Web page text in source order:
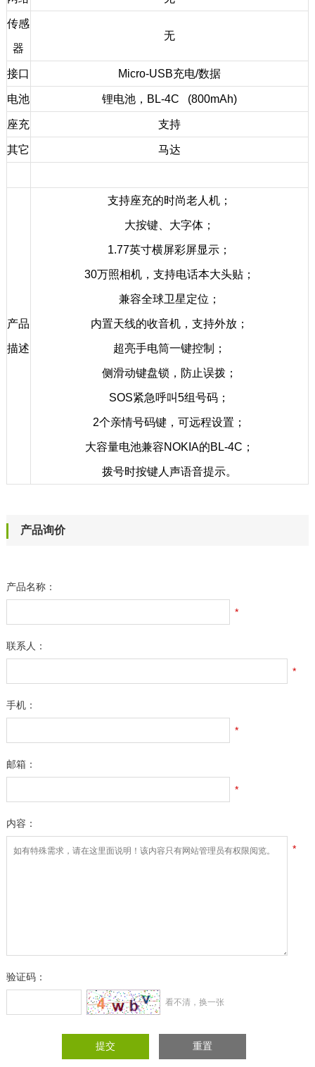
传感
器
无
接口 Micro-USB充电/数据
电池 锂电池，BL-4C (800mAh)
座充 支持
其它 马达
产品
描述
支持座充的时尚老人机；
大按键、大字体；
1.77英寸横屏彩屏显示；
30万照相机，支持电话本大头贴；
兼容全球卫星定位；
内置天线的收音机，支持外放；
超亮手电筒一键控制；
侧滑动键盘锁，防止误拨；
SOS紧急呼叫5组号码；
2个亲情号码键，可远程设置；
大容量电池兼容NOKIA的BL-4C；
拨号时按键人声语音提示。
产品询价
产品名称：
*
联系人：
*
手机：
*
邮箱：
*
内容：
*
验证码：
看不清，换一张
提交 重置